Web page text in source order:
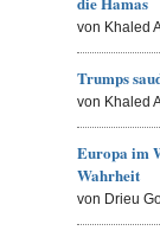
von Khaled
Trumps
von Khaled
Europa im
Wahrheit
von Drieu